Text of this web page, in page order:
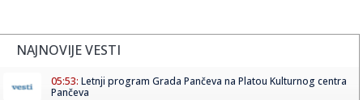
NAJNOVIJE VESTI
05:53: Letnji program Grada Pančeva na Platou Kulturnog centra
Pančeva